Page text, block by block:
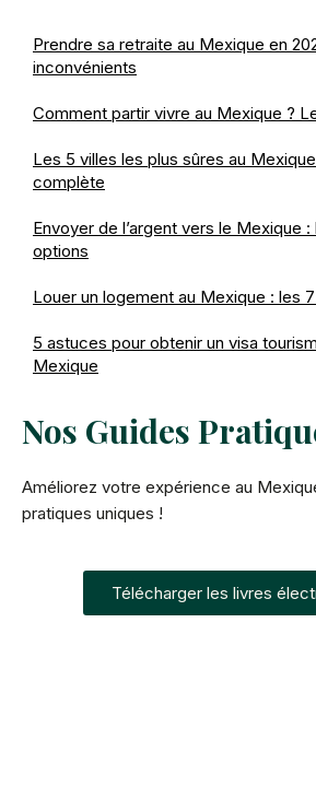
Prendre sa retraite au Mexique en
inconvénients
Comment partir vivre au Mexique ?
Les 5 villes les plus sûres au
complète
Envoyer de l’argent vers le Mexique
options
Louer un logement au Mexique : les
5 astuces pour obtenir un visa
Mexique
Nos Guides
Améliorez votre expérience au
pratiques uniques !
Télécharger les livres